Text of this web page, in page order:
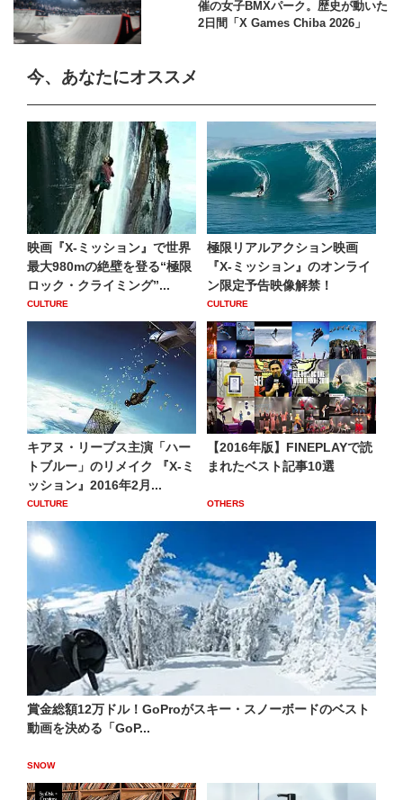
催の女子BMXパーク。歴史が動いた
2日間「X Games Chiba 2026」
今、あなたにオススメ
映画『X-ミッション』で世界
最大980mの絶壁を登る“極限
ロック・クライミング”...
CULTURE
極限リアルアクション映画
『X-ミッション』のオンライ
ン限定予告映像解禁！
CULTURE
キアヌ・リーブス主演「ハー
トブルー」のリメイク 『X-ミ
ッション』2016年2月...
CULTURE
【2016年版】FINEPLAYで読
まれたベスト記事10選
OTHERS
賞金総額12万ドル！GoProがスキー・スノーボードのベスト
動画を決める「GoP...
SNOW